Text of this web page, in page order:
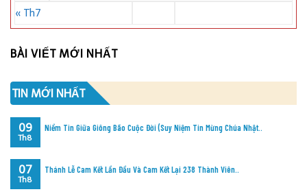
« Th7
BÀI VIẾT MỚI NHẤT
TIN MỚI NHẤT
Niềm Tin Giữa Giông Bão Cuộc Đời (Suy Niệm Tin Mừng Chúa Nhật..
09
Th8
Thánh Lễ Cam Kết Lần Đầu Và Cam Kết Lại 238 Thành Viên..
07
Th8